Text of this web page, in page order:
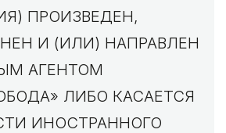
ПРОИЗВЕДЕН,
И (ИЛИ) НАПРАВЛЕН
АГЕНТОМ
ЛИБО КАСАЕТСЯ
ИНОСТРАННОГО